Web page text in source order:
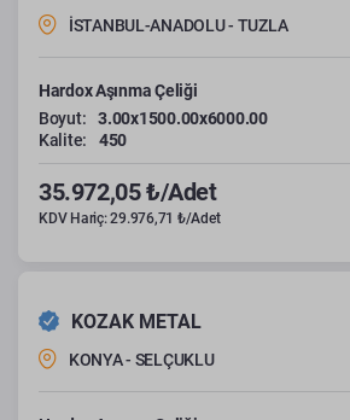
İSTANBUL-ANADOLU - TUZLA
Hardox Aşınma Çeliği
Boyut:
3.00x1500.00x6000.00
Kalite:
450
35.972,05 ₺/Adet
KDV Hariç: 29.976,71 ₺/Adet
KOZAK METAL
KONYA - SELÇUKLU